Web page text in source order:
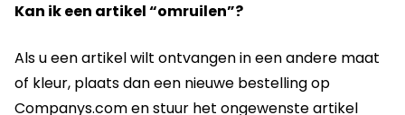
Kan ik een artikel “omruilen”?
Als u een artikel wilt ontvangen in een andere maat
of kleur, plaats dan een nieuwe bestelling op
Companys.com en stuur het ongewenste artikel